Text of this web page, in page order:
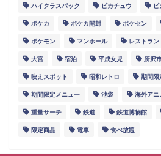
ハイクラスパック ピカチュウ
ポケカ ポケカ開封 ポケセン
ポケモン マンホール レストラン
大宮 宿泊 平成女児 所沢
映えスポット 昭和レトロ 期間限
期間限定メニュー 池袋 海外アニ
重量サーチ 鉄道 鉄道博物館
限定商品 電車 食べ放題